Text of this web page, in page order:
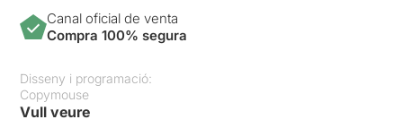
Canal oficial de venta
Compra 100% segura
Disseny i programació:
Copymouse
Vull veure